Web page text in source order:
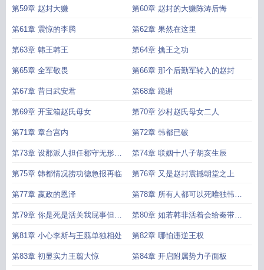
少宝物
第59章 赵封大赚 第60章 赵封的大赚陈涛后悔
第61章 震惊的李腾 第62章 果然在这里
第63章 韩王韩王 第64章 擒王之功
第65章 全军敬畏 第66章 那个后勤军转入的赵封
第67章 昔日武安君 第68章 跪谢
第69章 开宝箱赵氏母女 第70章 沙村赵氏母女二人
第71章 章台宫内 第72章 韩都已破
第73章 设郡派人担任郡守无形交
锋
第74章 联姻十八子胡亥生辰
第75章 韩都情况捞功德急报再临 第76章 又是赵封震撼朝堂之上
第77章 嬴政的恩泽 第78章 所有人都可以死唯独韩非
不能
第79章 你是死是活关我屁事但现
在别死
第80章 如若韩非活着会给秦带来
怎样改变
第81章 小心李斯与王翦单独相处 第82章 哪怕违逆王权
第83章 初显实力王翦大惊 第84章 开启附属势力子面板